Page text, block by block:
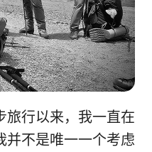
旅行以来，我一直在
并不是唯一一个考虑